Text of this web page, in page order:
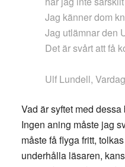
Jag känner dom
Jag utlämnar den
Det är svårt att få
Ulf Lundell,
Vad är syftet med
Ingen aning måste jag
måste få flyga fritt,
underhålla läsaren,